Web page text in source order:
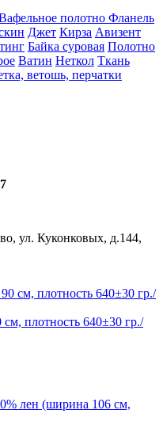
полотно Фланель
Джет Кирза Авизент
Байка суровая Полотно
Ватин Неткол Ткань
ветошь, перчатки
ул. Куконковых, д.144,
плотность 640±30 гр./